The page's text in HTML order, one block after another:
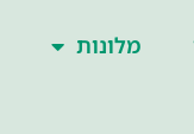
מלונות